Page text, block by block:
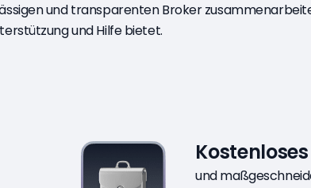
und transparenten Broker
und Hilfe bietet.
und